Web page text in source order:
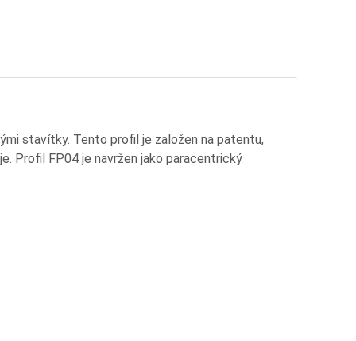
stavítky. Tento profil je založen na patentu,
Profil FP04 je navržen jako paracentrický